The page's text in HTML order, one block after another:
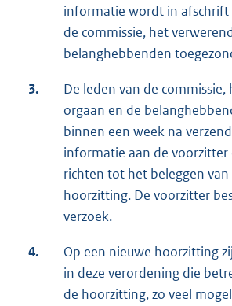
informatie wordt in afschrift
de commissie, het
belanghebbenden
3.
De leden van de
orgaan en de
binnen een week na
informatie aan de voorzitter
richten tot het beleggen van
hoorzitting. De voorzitter
verzoek.
4.
Op een nieuwe hoorzitting
in deze verordening die
de hoorzitting, zo veel